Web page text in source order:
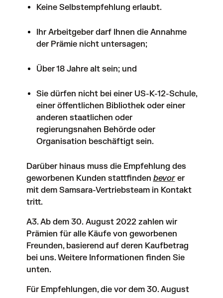
Keine Selbstempfehlung erlaubt.
Ihr Arbeitgeber darf Ihnen die Annahme
der Prämie nicht untersagen;
Über 18 Jahre alt sein; und
Sie dürfen nicht bei einer US-K-12-Schule,
einer öffentlichen Bibliothek oder einer
anderen staatlichen oder
regierungsnahen Behörde oder
Organisation beschäftigt sein.
Darüber hinaus muss die Empfehlung des
geworbenen Kunden stattfinden bevorer
mit dem Samsara-Vertriebsteam in Kontakt
tritt.
A3. Ab dem 30. August 2022 zahlen wir
Prämien für alle Käufe von geworbenen
Freunden, basierend auf deren Kaufbetrag
bei uns. Weitere Informationen finden Sie
unten.
Für Empfehlungen, die vor dem 30. August